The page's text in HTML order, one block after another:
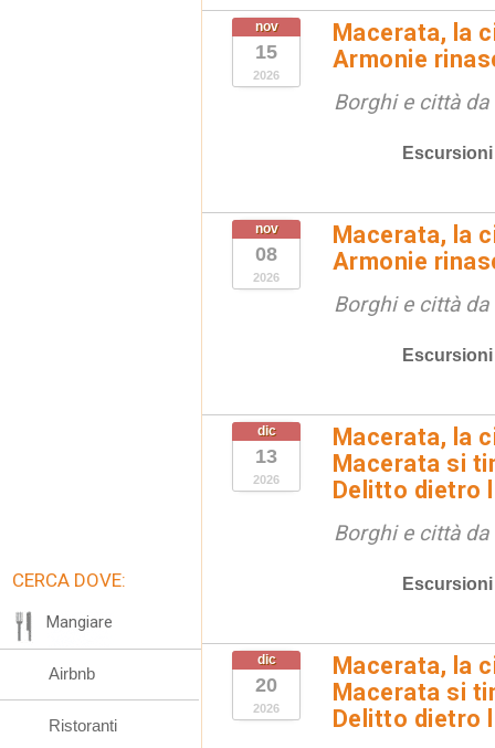
nov
15
2026
Macerata, la
Armonie
Borghi e città
Escursioni
nov
08
2026
Macerata, la
Armonie
Borghi e città
Escursioni
dic
13
2026
Macerata, la
Macerata si
Delitto dietro
Borghi e città
Escursioni
dic
20
2026
Macerata, la
Macerata si
Delitto dietro
CERCA DOVE:
Mangiare
Airbnb
Ristoranti